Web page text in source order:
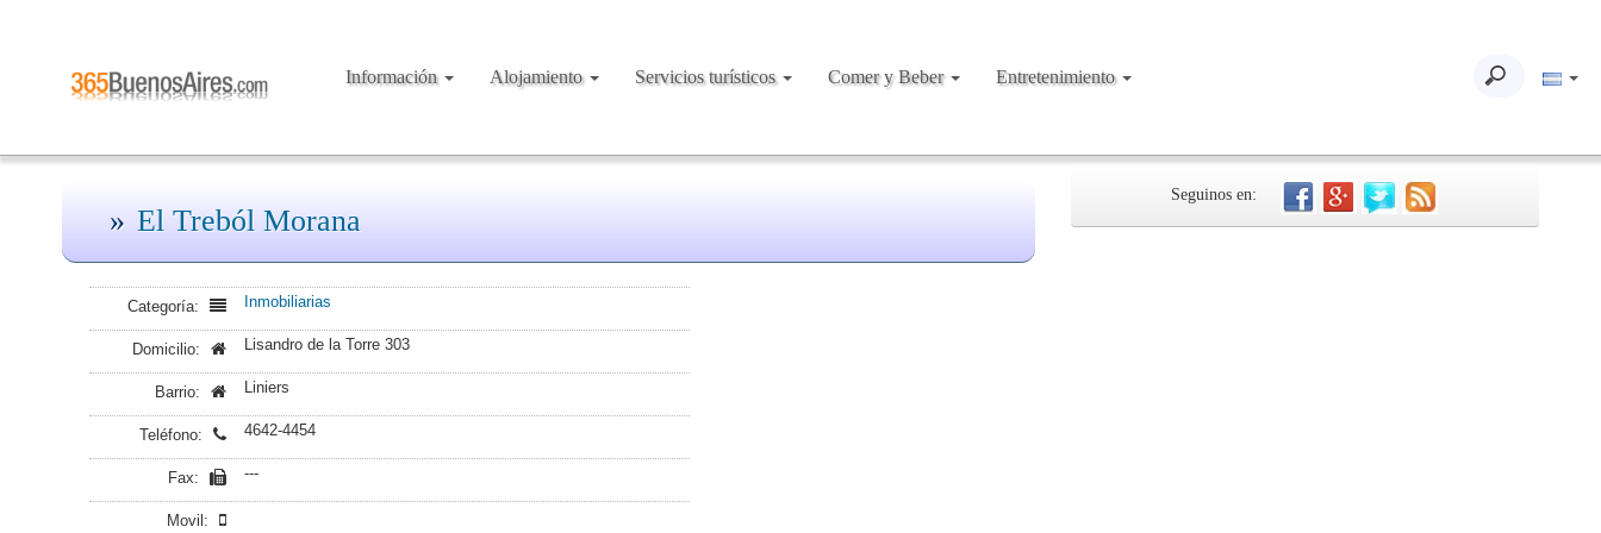
Información Alojamiento Servicios turísticos Comer y Beber Entretenimiento
El Treból Morana
Categoría: Inmobiliarias
Domicilio: Lisandro de la Torre 303
Barrio: Liniers
Teléfono: 4642-4454
Fax: ---
Movil:
Seguinos en: